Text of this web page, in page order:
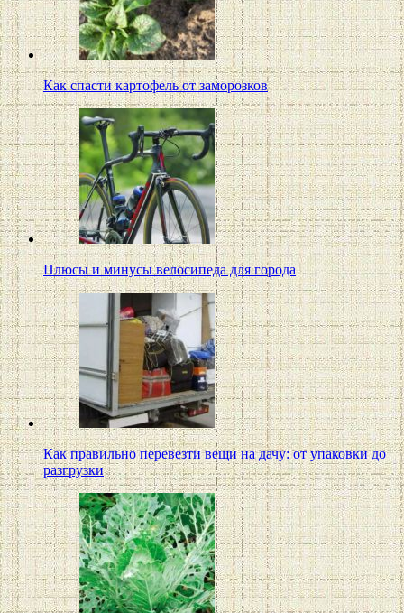
Как спасти картофель от заморозков
Плюсы и минусы велосипеда для города
Как правильно перевезти вещи на дачу: от упаковки до
разгрузки